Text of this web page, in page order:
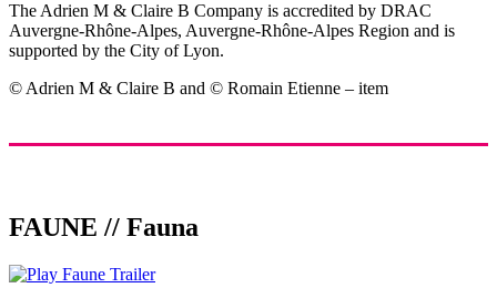
The Adrien M & Claire B Company is accredited by DRAC
Auvergne-Rhône-Alpes, Auvergne-Rhône-Alpes Region and is
supported by the City of Lyon.
© Adrien M & Claire B and © Romain Etienne – item
FAUNE // Fauna